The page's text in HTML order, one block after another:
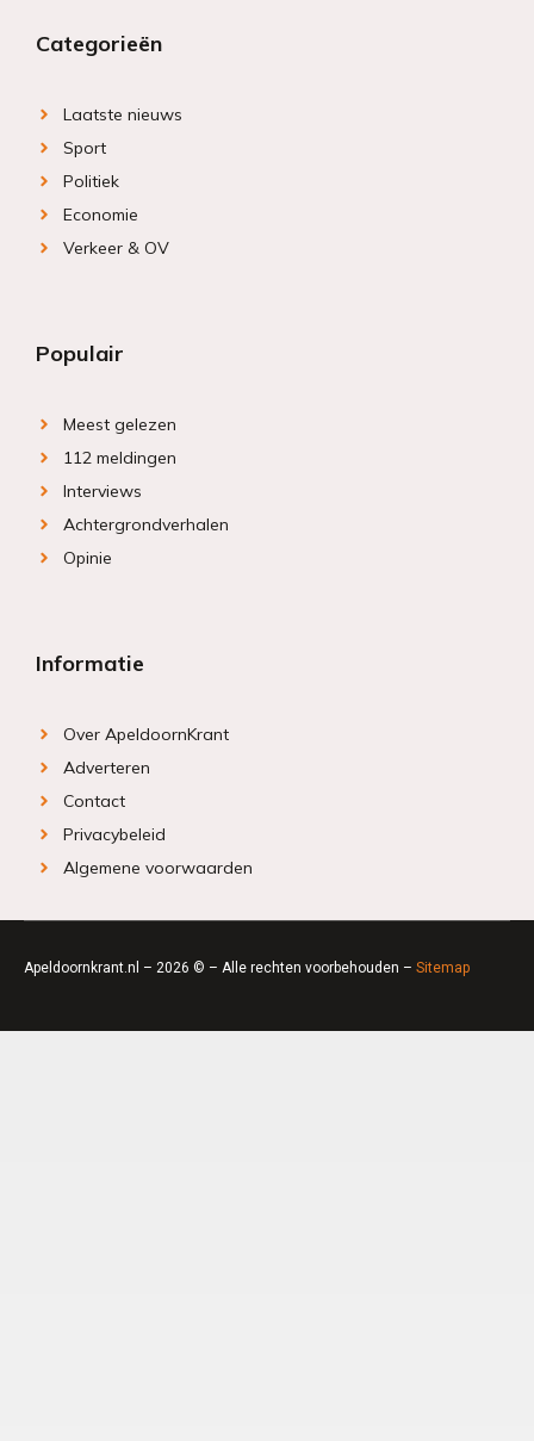
Categorieën
Laatste nieuws
Sport
Politiek
Economie
Verkeer & OV
Populair
Meest gelezen
112 meldingen
Interviews
Achtergrondverhalen
Opinie
Informatie
Over ApeldoornKrant
Adverteren
Contact
Privacybeleid
Algemene voorwaarden
Apeldoornkrant.nl – 2026 © – Alle rechten voorbehouden – Sitemap